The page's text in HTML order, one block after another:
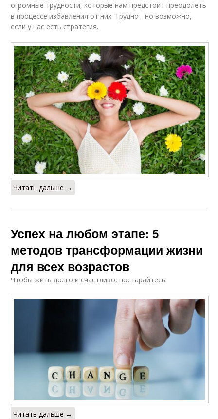
огромные трудности, которые нам предстоит преодолеть
в процессе избавления от них. Трудно - но возможно,
если у нас есть стратегия.
Читать дальше →
Успех на любом этапе: 5
методов трансформации жизни
для всех возрастов
Чтобы жить долго и счастливо, постарайтесь:
Читать дальше →